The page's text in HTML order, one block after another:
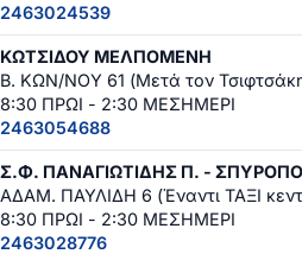
2463024539
ΚΩΤΣΙΔΟΥ ΜΕΛΠΟΜΕΝΗ
Β. ΚΩΝ/ΝΟΥ 61 (Μετά τον
8:30 ΠΡΩΙ - 2:30 ΜΕΣΗΜΕΡΙ
2463054688
Σ.Φ. ΠΑΝΑΓΙΩΤΙΔΗΣ Π. -
ΑΔΑΜ. ΠΑΥΛΙΔΗ 6 (Έναντι ΤΑΞΙ
8:30 ΠΡΩΙ - 2:30 ΜΕΣΗΜΕΡΙ
2463028776